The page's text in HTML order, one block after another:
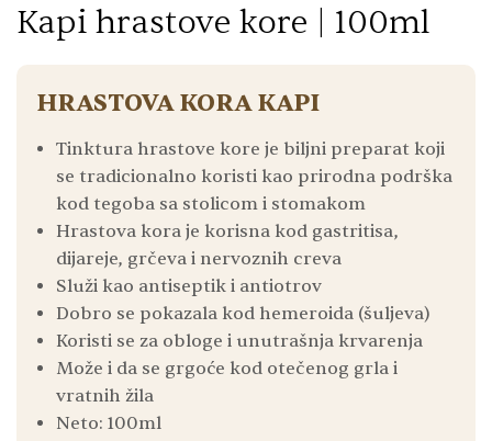
Kapi hrastove kore | 100ml
HRASTOVA KORA KAPI
Tinktura hrastove kore je biljni preparat koji
se tradicionalno koristi kao prirodna podrška
kod tegoba sa stolicom i stomakom
Hrastova kora je korisna kod gastritisa,
dijareje, grčeva i nervoznih creva
Služi kao antiseptik i antiotrov
Dobro se pokazala kod hemeroida (šuljeva)
Koristi se za obloge i unutrašnja krvarenja
Može i da se grgoće kod otečenog grla i
vratnih žila
Neto: 100ml